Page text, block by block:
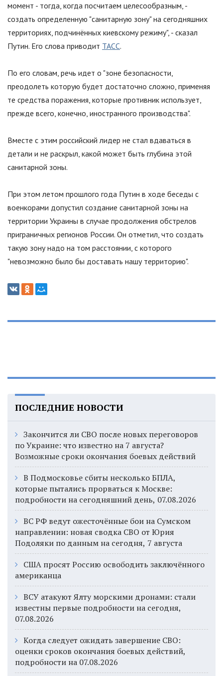
момент - тогда, когда посчитаем целесообразным, -
создать определенную "санитарную зону" на сегодняшних
территориях, подчинённых киевскому режиму", - сказал
Путин. Его слова приводит ТАСС.
По его словам, речь идет о "зоне безопасности,
преодолеть которую будет достаточно сложно, применяя
те средства поражения, которые противник использует,
прежде всего, конечно, иностранного производства".
Вместе с этим российский лидер не стал вдаваться в
детали и не раскрыл, какой может быть глубина этой
санитарной зоны.
При этом летом прошлого года Путин в ходе беседы с
военкорами допустил создание санитарной зоны на
территории Украины в случае продолжения обстрелов
приграничных регионов России. Он отметил, что создать
такую зону надо на том расстоянии, с которого
"невозможно было бы доставать нашу территорию".
ПОСЛЕДНИЕ НОВОСТИ
Закончится ли СВО после новых переговоров
по Украине: что известно на 7 августа?
Возможные сроки окончания боевых действий
В Подмосковье сбиты несколько БПЛА,
которые пытались прорваться к Москве:
подробности на сегодняшний день, 07.08.2026
ВС РФ ведут ожесточённые бои на Сумском
направлении: новая сводка СВО от Юрия
Подоляки по данным на сегодня, 7 августа
США просят Россию освободить заключённого
американца
ВСУ атакуют Ялту морскими дронами: стали
известны первые подробности на сегодня,
07.08.2026
Когда следует ожидать завершение СВО:
оценки сроков окончания боевых действий,
подробности на 07.08.2026